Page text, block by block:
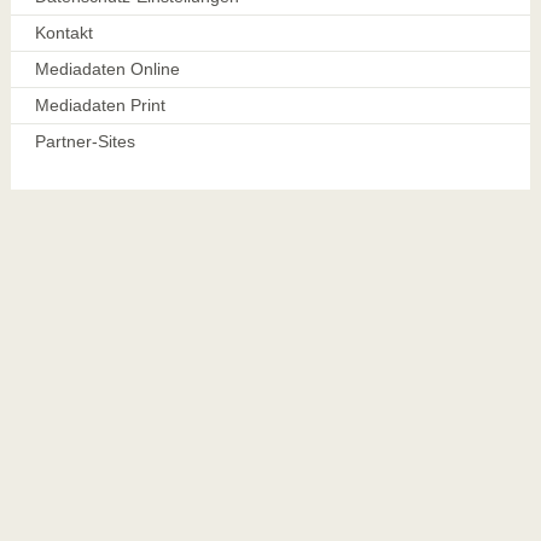
Kontakt
Mediadaten Online
Mediadaten Print
Partner-Sites